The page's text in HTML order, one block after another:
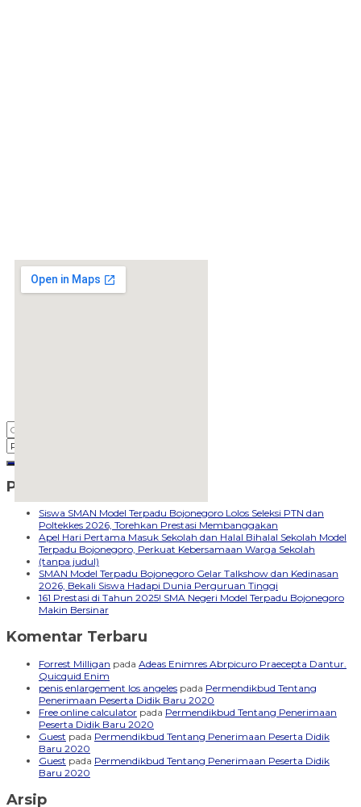
embedgooglemap.net
Pos-pos Terbaru
Siswa SMAN Model Terpadu Bojonegoro Lolos Seleksi PTN dan
Poltekkes 2026, Torehkan Prestasi Membanggakan
Apel Hari Pertama Masuk Sekolah dan Halal Bihalal Sekolah Model
Terpadu Bojonegoro, Perkuat Kebersamaan Warga Sekolah
(tanpa judul)
SMAN Model Terpadu Bojonegoro Gelar Talkshow dan Kedinasan
2026, Bekali Siswa Hadapi Dunia Perguruan Tinggi
161 Prestasi di Tahun 2025! SMA Negeri Model Terpadu Bojonegoro
Makin Bersinar
Komentar Terbaru
Forrest Milligan pada Adeas Enimres Abrpicuro Praecepta Dantur.
Quicquid Enim
penis enlargement los angeles pada Permendikbud Tentang
Penerimaan Peserta Didik Baru 2020
Free online calculator pada Permendikbud Tentang Penerimaan
Peserta Didik Baru 2020
Guest pada Permendikbud Tentang Penerimaan Peserta Didik
Baru 2020
Guest pada Permendikbud Tentang Penerimaan Peserta Didik
Baru 2020
Arsip